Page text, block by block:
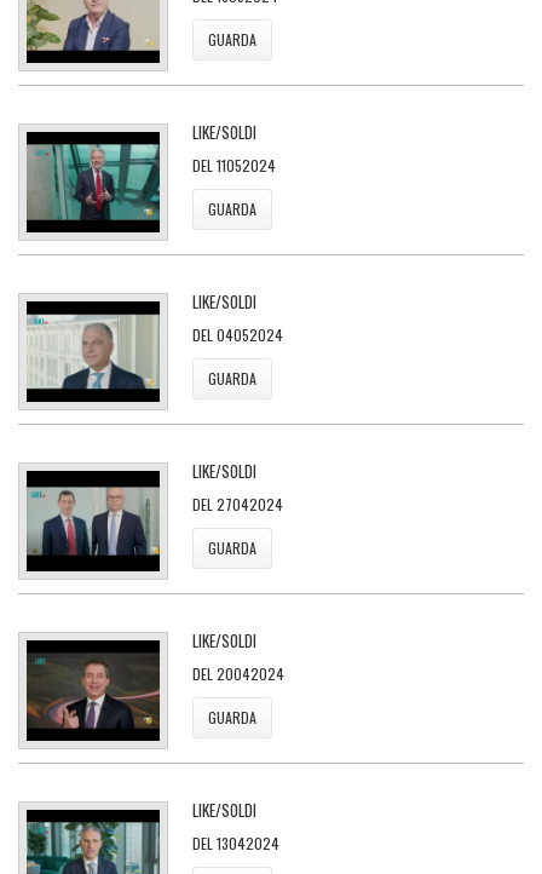
GUARDA
LIKE/SOLDI
DEL 11052024
GUARDA
LIKE/SOLDI
DEL 04052024
GUARDA
LIKE/SOLDI
DEL 27042024
GUARDA
LIKE/SOLDI
DEL 20042024
GUARDA
LIKE/SOLDI
DEL 13042024